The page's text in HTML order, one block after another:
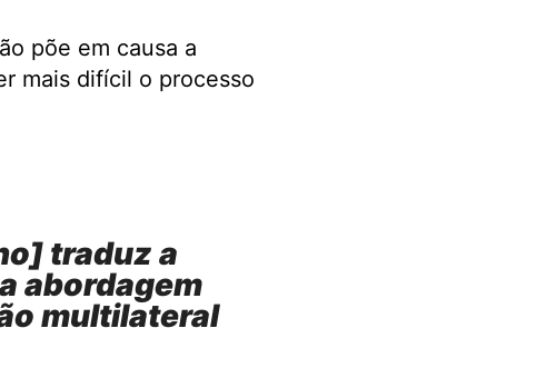
põe em causa a
mais difícil o processo
traduz a
abordagem
multilateral